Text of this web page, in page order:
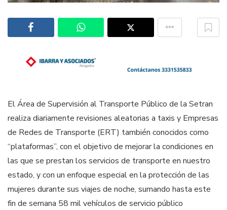
El Área de Supervisión al Transporte Público de la Setran
realiza diariamente revisiones aleatorias a taxis y Empresas
de Redes de Transporte (ERT) también conocidos como
“plataformas”, con el objetivo de mejorar la condiciones en
las que se prestan los servicios de transporte en nuestro
estado, y con un enfoque especial en la protección de las
mujeres durante sus viajes de noche, sumando hasta este
fin de semana 58 mil vehículos de servicio público